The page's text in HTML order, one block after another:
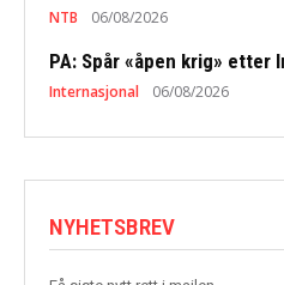
NTB 06/08/2026
PA: Spår «åpen krig»
Internasjonal 06/08/2026
NYHETSBREV